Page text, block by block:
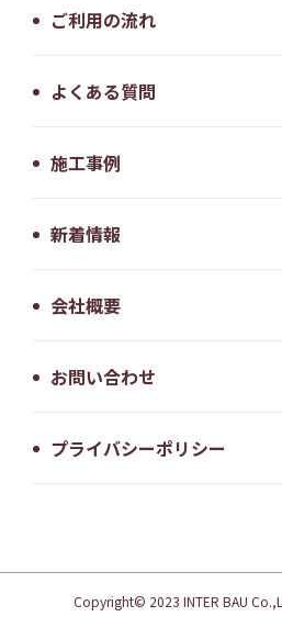
ご利用の流れ
よくある質問
施工事例
新着情報
会社概要
お問い合わせ
プライバシーポリシー
Copyright© 2023 INTER BAU